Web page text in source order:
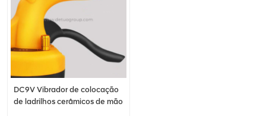
DC9V Vibrador de colocação
de ladrilhos cerâmicos de mão